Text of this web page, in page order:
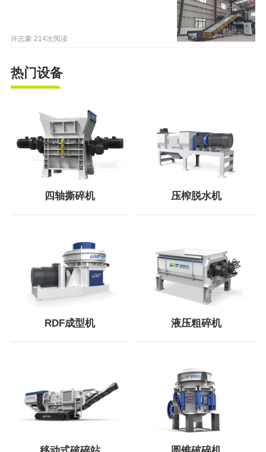
许志豪 214次阅读
热门设备
四轴撕碎机 压榨脱水机
RDF成型机 液压粗碎机